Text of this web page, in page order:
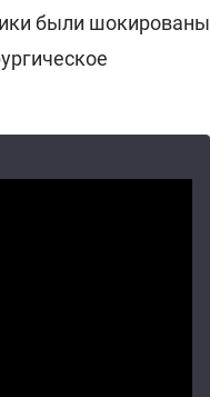
были шокированы